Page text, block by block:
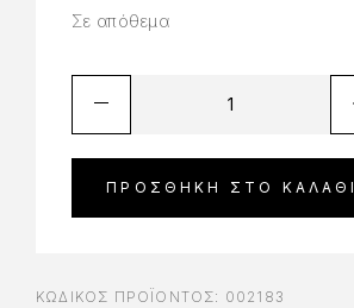
Σε απόθεμα
ΠΡΟΣΘΉΚΗ ΣΤΟ ΚΑΛΆΘΙ
ΚΩΔΙΚΌΣ ΠΡΟΪΌΝΤΟΣ: 002183